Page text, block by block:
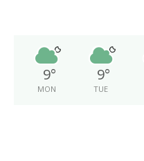
9°
MON
9°
TUE